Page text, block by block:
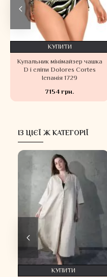
Купальник мінімайзер чашка
D і сліпи Dolores Cortes
Іспанія 1729
7154 грн.
КУПИТИ
ІЗ ЦІЄЇ Ж КАТЕГОРІЇ
КУПИТИ